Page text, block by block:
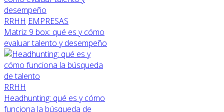
RRHH EMPRESAS
Matriz 9 box: qué es y cómo
evaluar talento y desempeño
RRHH
Headhunting: qué es y cómo
funciona la búsqueda de